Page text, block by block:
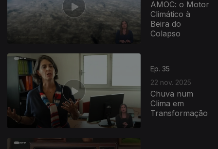
AMOC: o Motor
Climático à
Beira do
Colapso
Ep. 35
22 nov. 2025
Chuva num
Clima em
Transformação